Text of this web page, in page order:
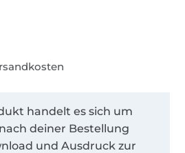
handelt es sich um
deiner Bestellung
und Ausdruck zur